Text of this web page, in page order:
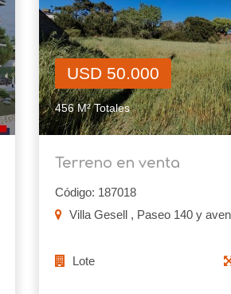
USD 50.000
456 M² Totales
Terreno en venta
Código: 187018
Villa Gesell , Paseo 140 y
Lote